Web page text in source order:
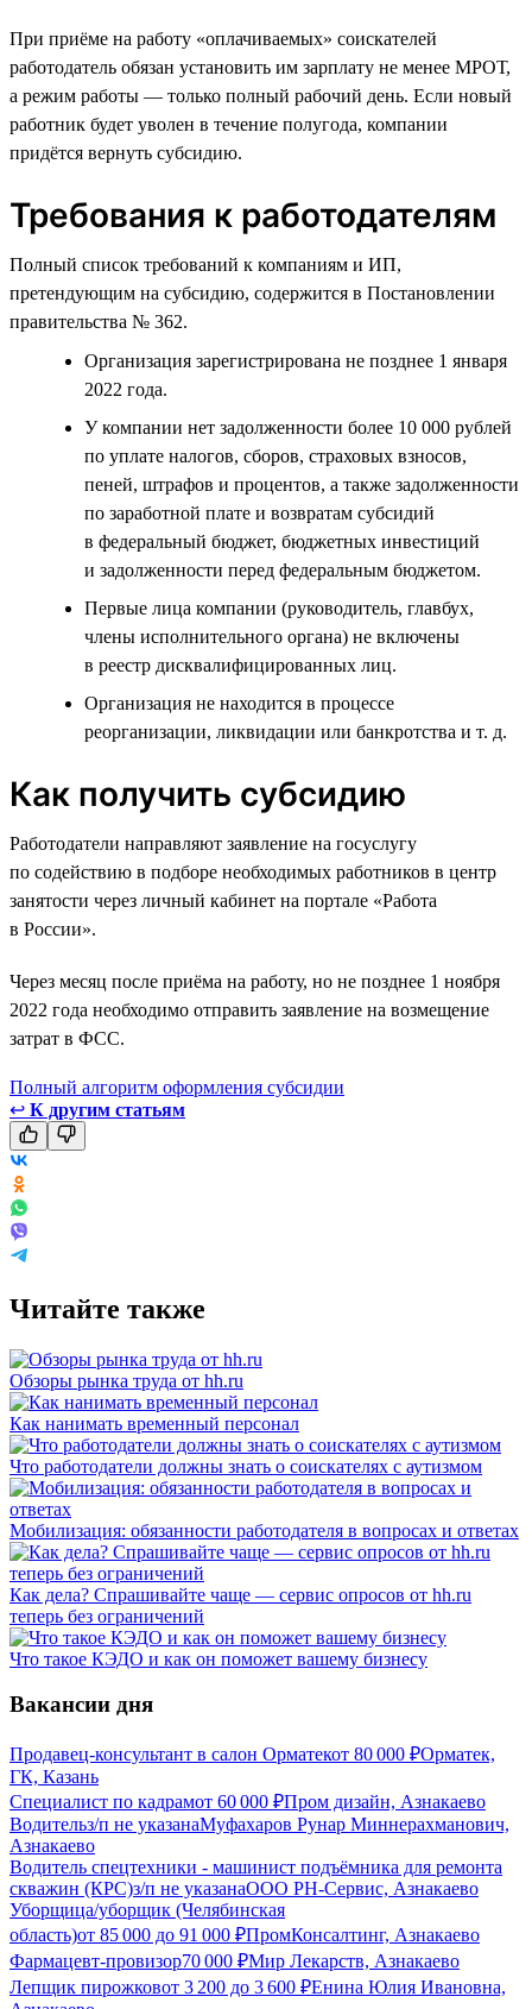
При приёме на работу «оплачиваемых» соискателей
работодатель обязан установить им зарплату не менее МРОТ,
а режим работы — только полный рабочий день. Если новый
работник будет уволен в течение полугода, компании
придётся вернуть субсидию.
Требования к работодателям
Полный список требований к компаниям и ИП,
претендующим на субсидию, содержится в Постановлении
правительства № 362.
Организация зарегистрирована не позднее 1 января
2022 года.
У компании нет задолженности более 10 000 рублей
по уплате налогов, сборов, страховых взносов,
пеней, штрафов и процентов, а также задолженности
по заработной плате и возвратам субсидий
в федеральный бюджет, бюджетных инвестиций
и задолженности перед федеральным бюджетом.
Первые лица компании (руководитель, главбух,
члены исполнительного органа) не включены
в реестр дисквалифицированных лиц.
Организация не находится в процессе
реорганизации, ликвидации или банкротства и т. д.
Как получить субсидию
Работодатели направляют заявление на госуслугу
по содействию в подборе необходимых работников в центр
занятости через личный кабинет на портале «Работа
в России».
Через месяц после приёма на работу, но не позднее 1 ноября
2022 года необходимо отправить заявление на возмещение
затрат в ФСС.
Полный алгоритм оформления субсидии
↩ К другим статьям
Читайте также
Обзоры рынка труда от hh.ru
Как нанимать временный персонал
Что работодатели должны знать о соискателях с аутизмом
Мобилизация: обязанности работодателя в вопросах и ответах
Как дела? Спрашивайте чаще — сервис опросов от hh.ru
теперь без ограничений
Что такое КЭДО и как он поможет вашему бизнесу
Вакансии дня
Продавец-консультант в салон Орматекот 80 000 ₽Орматек,
ГК, Казань
Специалист по кадрамот 60 000 ₽Пром дизайн, Азнакаево
Водительз/п не указанаМуфахаров Рунар Миннерахманович,
Азнакаево
Водитель спецтехники - машинист подъёмника для ремонта
скважин (КРС)з/п не указанаООО РН-Сервис, Азнакаево
Уборщица/уборщик (Челябинская
область)от 85 000 до 91 000 ₽ПромКонсалтинг, Азнакаево
Фармацевт-провизор70 000 ₽Мир Лекарств, Азнакаево
Лепщик пирожковот 3 200 до 3 600 ₽Енина Юлия Ивановна,